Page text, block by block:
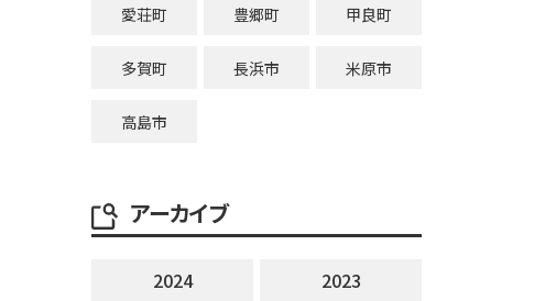
愛荘町 豊郷町 甲良町
多賀町 長浜市 米原市
高島市
アーカイブ
2024
2023